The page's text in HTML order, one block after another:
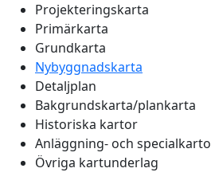
Projekteringskarta
Primärkarta
Grundkarta
Nybyggnadskarta
Detaljplan
Bakgrundskarta/plankarta
Historiska kartor
Anläggning- och
Övriga kartunderlag